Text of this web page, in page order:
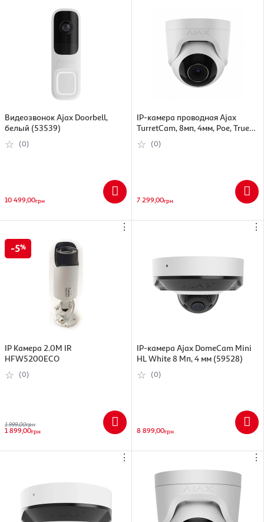
Видеозвонок Ajax Doorbell,
белый (53539)
(0)
10 499,00грн
IP-камера проводная Ajax
TurretCam, 8мп, 4мм, Poe, True
WDR, IP 65, ИК 35м, аудио, угол
обзора 75°до 85°, купольная,
(0)
7 299,00грн
⋮
5
IP Камера 2.0M IR
HFW5200ECO
(0)
1 999,00грн
1 899,00грн
⋮
IP-камера Ajax DomeCam Mini
HL White 8 Мп, 4 мм (59528)
(0)
8 899,00грн
⋮ ⋮